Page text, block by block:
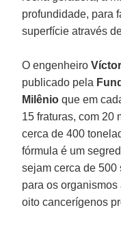
profundidade, para
superfície através
O engenheiro
publicado pela
Milênio que em
15 fraturas, com 20
cerca de 400
fórmula é um
sejam cerca de
para os
oito cancerígenos